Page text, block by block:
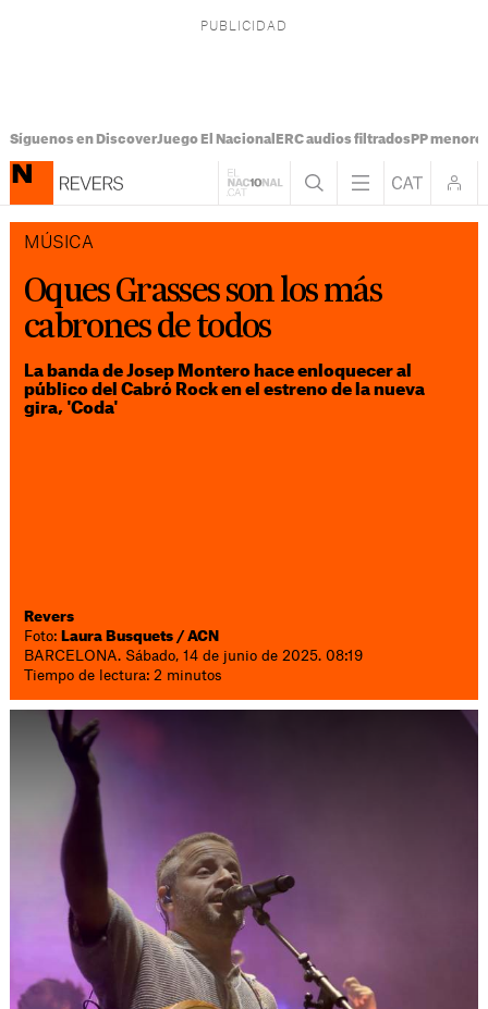
Síguenos en DiscoverJuego El Nacional ERC audios filtradosPP
MÚSICA
Oques Grasses son los más
cabrones de todos
La banda de Josep Montero hace enloquecer al
público del Cabró Rock en el estreno de la nueva
gira, 'Coda'
Revers
Foto: Laura Busquets / ACN
BARCELONA. Sábado, 14 de junio de 2025. 08:19
Tiempo de lectura: 2 minutos